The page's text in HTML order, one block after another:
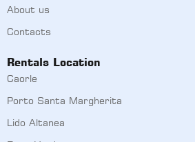
About us
Contacts
Rentals Location
Caorle
Porto Santa Margherita
Lido Altanea